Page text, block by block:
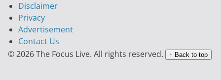
Disclaimer
Privacy
Advertisement
Contact Us
© 2026 The Focus Live. All rights reserved.
↑ Back to top